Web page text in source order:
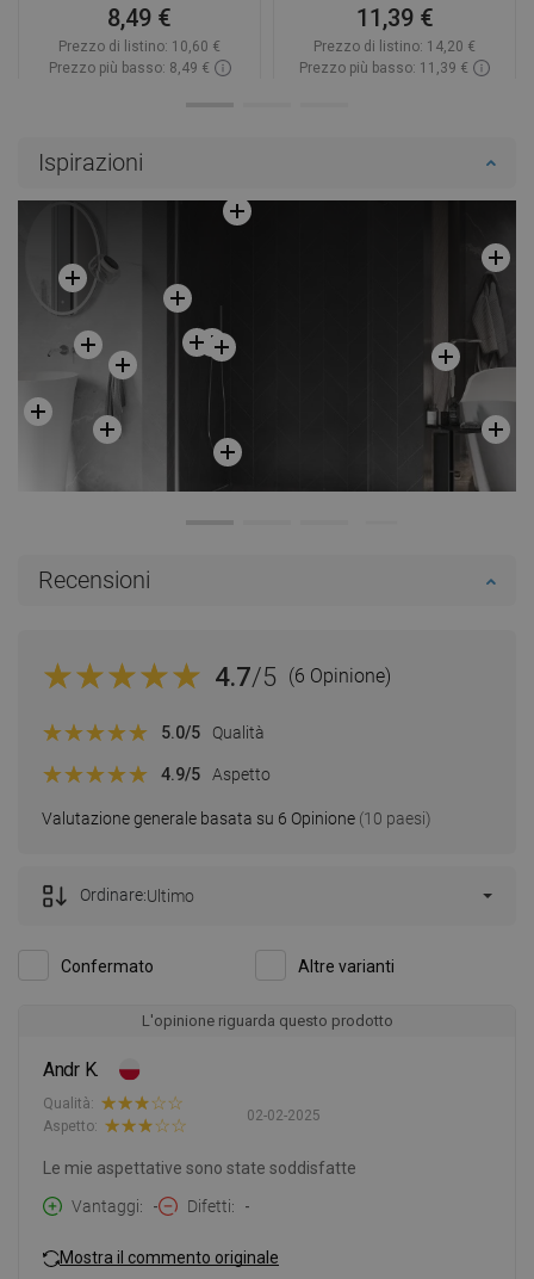
8,49 €
Prezzo di listino: 10,60 €
Prezzo più basso: 8,49 €
11,39 €
Prezzo di listino: 14,20 €
Prezzo più basso: 11,39 €
Ispirazioni
Recensioni
4.7/5 (6 Opinione)
Valutazione generale basata su 6 Opinione (10 paesi)
5.0/5 Qualità
4.9/5 Aspetto
Confermato Altre varianti
Ordinare:Ultimo
L'opinione riguarda questo prodotto
Andr K.
02-02-2025
Qualità:
Aspetto:
Le mie aspettative sono state soddisfatte
Vantaggi
- Difetti -
Mostra il commento originale